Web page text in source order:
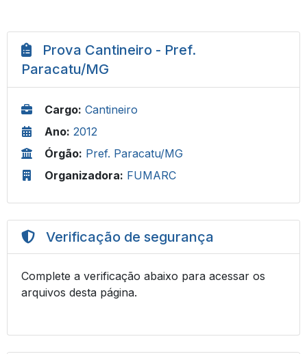
Prova Cantineiro - Pref.
Paracatu/MG
Cargo: Cantineiro
Ano: 2012
Órgão: Pref. Paracatu/MG
Organizadora: FUMARC
Verificação de segurança
Complete a verificação abaixo para acessar os
arquivos desta página.